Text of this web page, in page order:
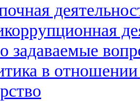
задаваемые
в